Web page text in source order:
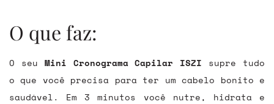
O que faz:
O seu Mini Cronograma Capilar ISZI supre tudo
o que você precisa para ter um cabelo bonito e
saudável. Em 3 minutos você nutre, hidrata e